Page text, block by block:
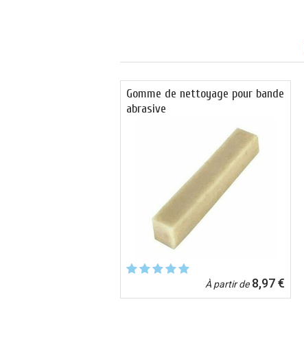
Gomme de nettoyage pour bande
abrasive
À partir de8,97 €